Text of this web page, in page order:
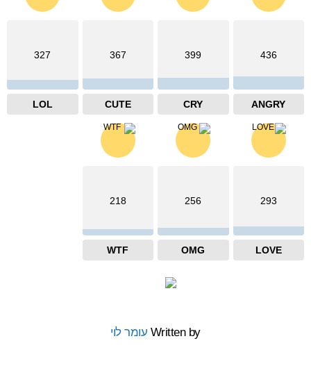
436
ANGRY
399
CRY
367
CUTE
327
LOL
293
LOVE
256
OMG
218
WTF
Written by עומר לוי